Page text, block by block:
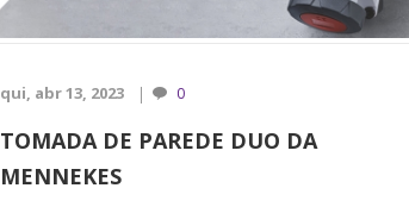
qui, abr 13, 2023 0
TOMADA DE PAREDE DUO DA
MENNEKES